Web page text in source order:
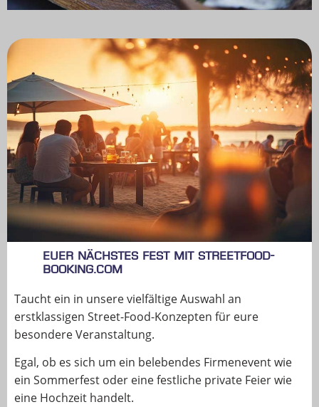
Euer nächstes Fest mit StreetFood-
Booking.com
Taucht ein in unsere vielfältige Auswahl an
erstklassigen Street-Food-Konzepten für eure
besondere Veranstaltung.
Egal, ob es sich um ein belebendes Firmenevent wie
ein Sommerfest oder eine festliche private Feier wie
eine Hochzeit handelt.